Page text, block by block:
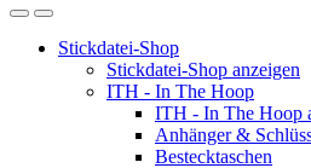
Stickdatei-Shop
Stickdatei-Shop anzeigen
ITH - In The Hoop
ITH - In The Hoop
Anhänger &
Bestecktaschen